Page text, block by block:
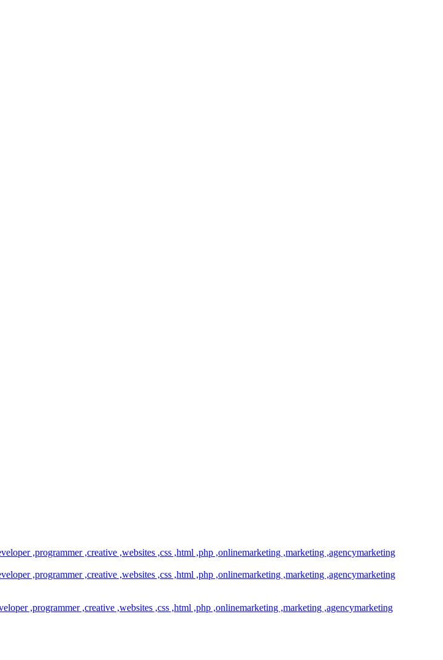
,programmer ,creative ,websites ,css ,html ,php ,onlinemarketing ,marketing ,agencymarketing
,programmer ,creative ,websites ,css ,html ,php ,onlinemarketing ,marketing ,agencymarketing
,programmer ,creative ,websites ,css ,html ,php ,onlinemarketing ,marketing ,agencymarketing